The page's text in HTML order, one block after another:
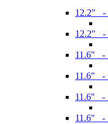
12.2" -
12.2" -
11.6" -
11.6" -
11.6" -
11.6" -